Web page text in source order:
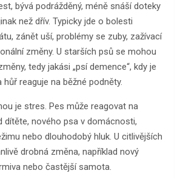
bývá podrážděný, méně snáší doteky
než dřív. Typicky jde o bolesti
zánět uší, problémy se zuby, zažívací
změny. U starších psů se mohou
tedy jakási „psí demence“, kdy je
reaguje na běžné podněty.
je stres. Pes může reagovat na
dítěte, nového psa v domácnosti,
nebo dlouhodobý hluk. U citlivějších
drobná změna, například nový
nebo častější samota.